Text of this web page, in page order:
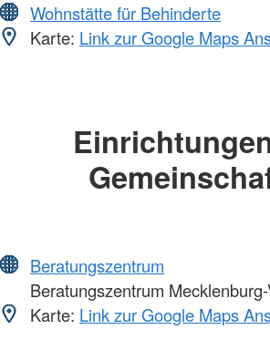
Wohnstätte für Behinderte
Karte: Link zur Google Maps
Beratungszentrum
Beratungszentrum
Karte: Link zur Google Maps